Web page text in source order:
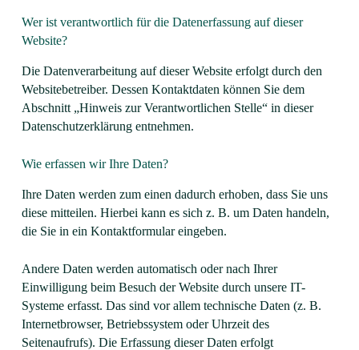
Wer ist verantwortlich für die Datenerfassung auf dieser
Website?
Die Datenverarbeitung auf dieser Website erfolgt durch den
Websitebetreiber. Dessen Kontaktdaten können Sie dem
Abschnitt „Hinweis zur Verantwortlichen Stelle“ in dieser
Datenschutzerklärung entnehmen.
Wie erfassen wir Ihre Daten?
Ihre Daten werden zum einen dadurch erhoben, dass Sie uns
diese mitteilen. Hierbei kann es sich z. B. um Daten handeln,
die Sie in ein Kontaktformular eingeben.
Andere Daten werden automatisch oder nach Ihrer
Einwilligung beim Besuch der Website durch unsere IT-
Systeme erfasst. Das sind vor allem technische Daten (z. B.
Internetbrowser, Betriebssystem oder Uhrzeit des
Seitenaufrufs). Die Erfassung dieser Daten erfolgt